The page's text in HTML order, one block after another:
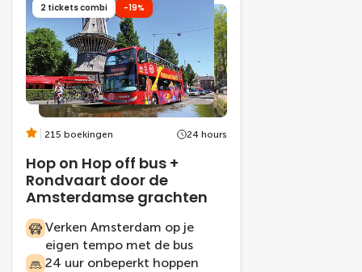
2 tickets combi -19%
215 boekingen 24 hours
Hop on Hop off bus +
Rondvaart door de
Amsterdamse grachten
Verken Amsterdam op je
eigen tempo met de bus
24 uur onbeperkt hoppen